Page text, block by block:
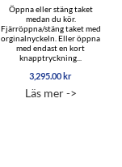
Öppna eller stäng taket
medan du kör.
Fjärröppna/stäng taket med
orginalnyckeln. Eller öppna
med endast en kort
knapptryckning...
3,295.00kr
Läs mer ->